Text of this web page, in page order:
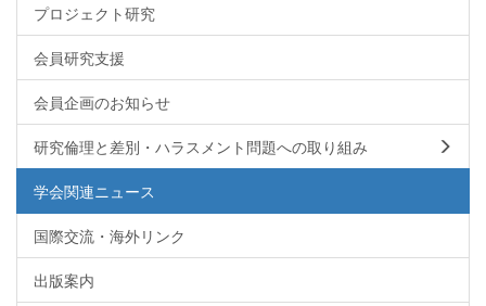
プロジェクト研究
会員研究支援
会員企画のお知らせ
研究倫理と差別・ハラスメント問題への取り組み
学会関連ニュース
国際交流・海外リンク
出版案内